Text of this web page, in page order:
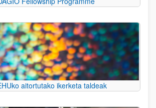
aitortutako ikerketa taldeak